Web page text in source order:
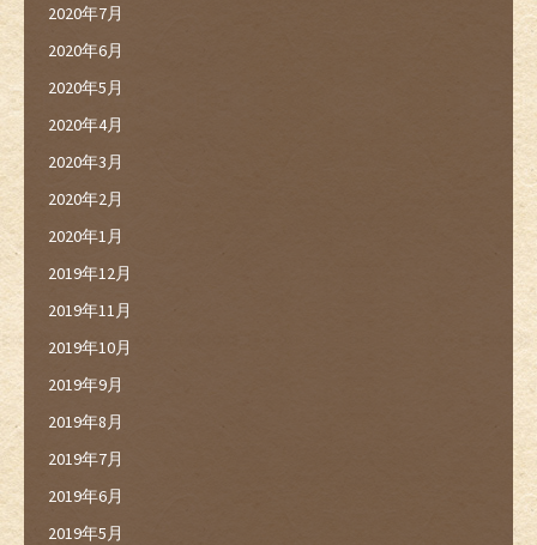
2020年7月
2020年6月
2020年5月
2020年4月
2020年3月
2020年2月
2020年1月
2019年12月
2019年11月
2019年10月
2019年9月
2019年8月
2019年7月
2019年6月
2019年5月